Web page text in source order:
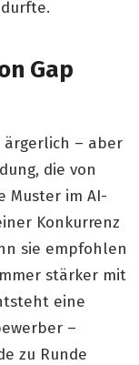
Gap
ärgerlich – aber
die von
Muster im AI-
Konkurrenz
sie empfohlen
stärker mit
eine
–
zu Runde